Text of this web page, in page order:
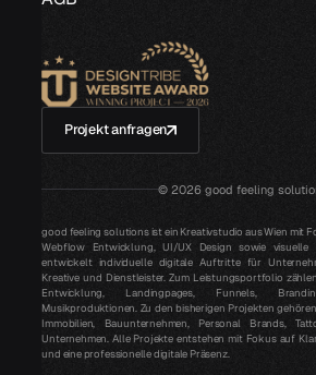
Projekt anfragen
© 2026 good feeling
good feeling solutions ist ein Kreativstudio aus Wien mit
Webflow Entwicklung, UI/UX Design sowie visuelle
entwickelt individuelle digitale Auftritte für
Kreative und Dienstleister. Zum Leistungsportfolio
Entwicklung, Landingpages, Funnels,
Musikproduktionen. Zu den bisherigen Projekten
Immobilien, Bauunternehmen, Personal Brands,
Unternehmen. Alle Projekte entstehen mit Fokus auf
und eine professionelle digitale Präsenz.